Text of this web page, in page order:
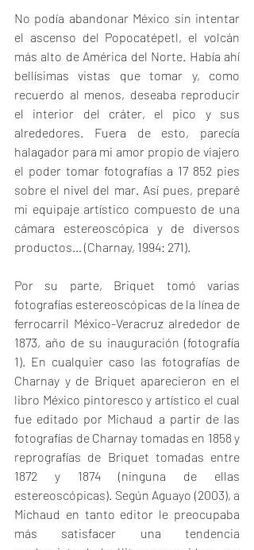
No podía abandonar México sin intentar
el ascenso del Popocatépetl, el volcán
más alto de América del Norte. Había ahí
bellísimas vistas que tomar y, como
recuerdo al menos, deseaba reproducir
el interior del cráter, el pico y sus
alrededores. Fuera de esto, parecía
halagador para mi amor propio de viajero
el poder tomar fotografías a 17 852 pies
sobre el nivel del mar. Así pues, preparé
mi equipaje artístico compuesto de una
cámara estereoscópica y de diversos
productos… (Charnay, 1994: 271).
Por su parte, Briquet tomó varias
fotografías estereoscópicas de la línea de
ferrocarril México-Veracruz alrededor de
1873, año de su inauguración (fotografía
1). En cualquier caso las fotografías de
Charnay y de Briquet aparecieron en el
libro México pintoresco y artístico el cual
fue editado por Michaud a partir de las
fotografías de Charnay tomadas en 1858 y
reprografías de Briquet tomadas entre
1872 y 1874 (ninguna de ellas
estereoscópicas). Según Aguayo (2003), a
Michaud en tanto editor le preocupaba
más satisfacer una tendencia